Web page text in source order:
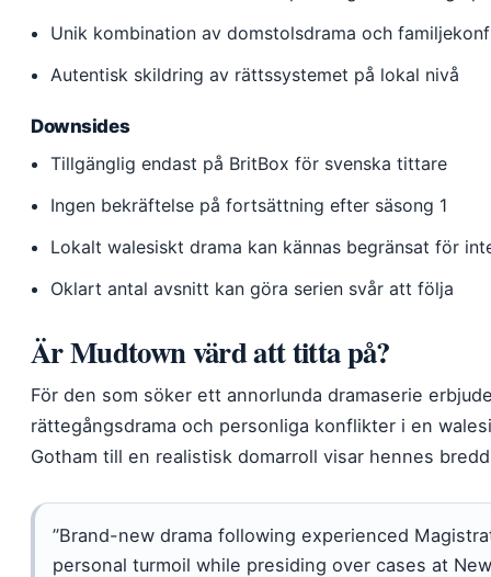
Unik kombination av domstolsdrama och
Autentisk skildring av rättssystemet på lokal nivå
Downsides
Tillgänglig endast på BritBox för svenska tittare
Ingen bekräftelse på fortsättning efter säsong 1
Lokalt walesiskt drama kan kännas begränsat för
Oklart antal avsnitt kan göra serien svår att följa
Är Mudtown värd att titta på?
För den som söker ett annorlunda dramaserie
rättegångsdrama och personliga konflikter i en
Gotham till en realistisk domarroll visar hennes
”Brand-new drama following experienced
personal turmoil while presiding over cases at